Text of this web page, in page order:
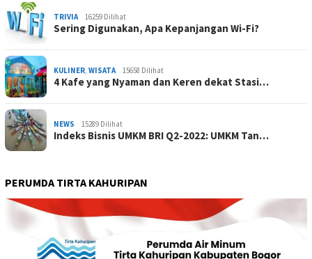
TRIVIA 16259 Dilihat
Sering Digunakan, Apa Kepanjangan Wi-Fi?
KULINER, WISATA 15658 Dilihat
4 Kafe yang Nyaman dan Keren dekat Stasi…
NEWS 15289 Dilihat
Indeks Bisnis UMKM BRI Q2-2022: UMKM Tan…
PERUMDA TIRTA KAHURIPAN